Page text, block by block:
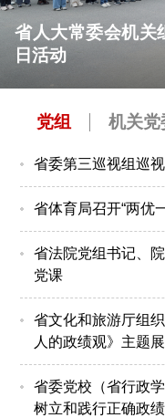
省人大常委会机关
日活动
党组 机关党
省委第三巡视组巡
省体育局召开“两优
省法院党组书记、
党课
省文化和旅游厅组
人的政绩观》主题
省委党校（省行政
树立和践行正确政